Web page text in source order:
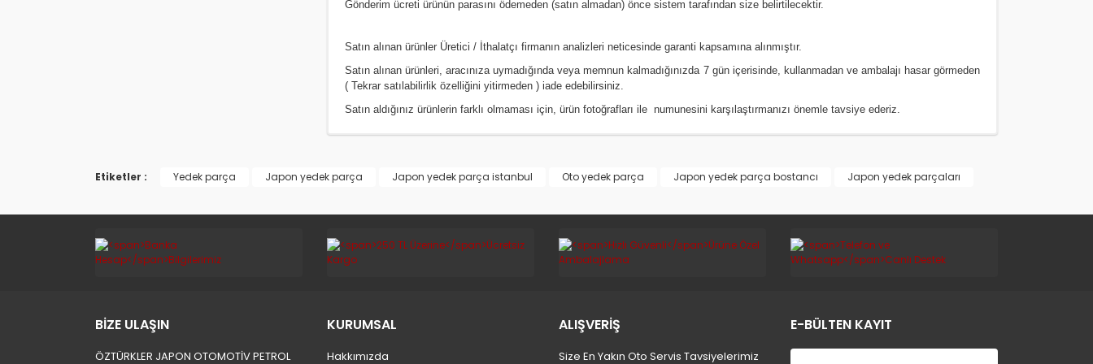
Gönderim ücreti ürünün parasını ödemeden (satın almadan) önce sistem tarafından size belirtilecektir.
Satın alınan ürünler Üretici / İthalatçı firmanın analizleri neticesinde garanti kapsamına alınmıştır.
Satın alınan ürünleri, aracınıza uymadığında veya memnun kalmadığınızda 7 gün içerisinde, kullanmadan ve ambalajı hasar görmeden
( Tekrar satılabilirlik özelliğini yitirmeden ) iade edebilirsiniz.
Satın aldığınız ürünlerin farklı olmaması için, ürün fotoğrafları ile numunesini karşılaştırmanızı önemle tavsiye ederiz.
Etiketler : Yedek parça Japon yedek parça Japon yedek parça istanbul Oto yedek parça Japon yedek parça bostancı Japon yedek parçaları
BİZE ULAŞIN
ÖZTÜRKLER JAPON OTOMOTİV PETROL
KURUMSAL
Hakkımızda
ALIŞVERİŞ
Size En Yakın Oto Servis Tavsiyelerimiz
E-BÜLTEN KAYIT